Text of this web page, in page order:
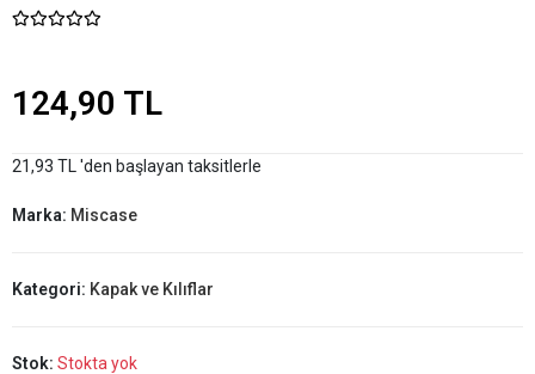
124,90 TL
21,93 TL 'den başlayan taksitlerle
Marka: Miscase
Kategori: Kapak ve Kılıflar
Stok: Stokta yok